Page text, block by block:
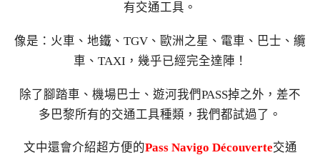
有交通工具。
像是：火車、地鐵、TGV、歐洲之星、電車、巴士、纜
車、TAXI，幾乎已經完全達陣！
除了腳踏車、機場巴士、遊河我們PASS掉之外，差不
多巴黎所有的交通工具種類，我們都試過了。
文中還會介紹超方便的Pass Navigo Découverte交通